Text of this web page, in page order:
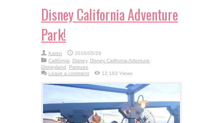
Disney California Adventure
Park!
Karen
2016/05/29
Califórnia, Disney, Disney California Adenture,
Disneyland, Parques
Leave a comment
12,163 Views